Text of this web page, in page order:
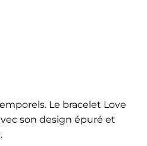
Le bracelet Love
son design épuré et